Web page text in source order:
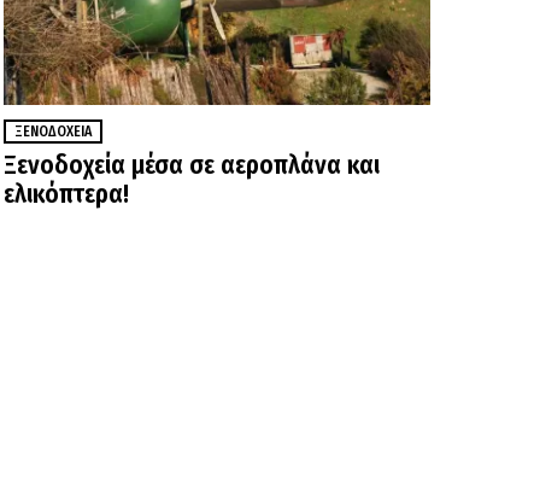
ΞΕΝΟΔΟΧΕΊΑ
Ξενοδοχεία μέσα σε αεροπλάνα και
ελικόπτερα!